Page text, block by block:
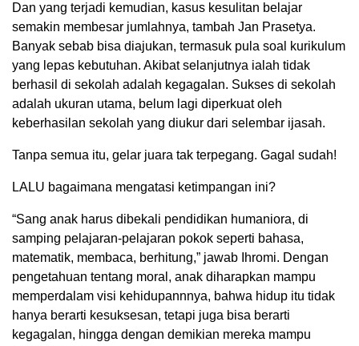
Dan yang terjadi kemudian, kasus kesulitan belajar
semakin membesar jumlahnya, tambah Jan Prasetya.
Banyak sebab bisa diajukan, termasuk pula soal kurikulum
yang lepas kebutuhan. Akibat selanjutnya ialah tidak
berhasil di sekolah adalah kegagalan. Sukses di sekolah
adalah ukuran utama, belum lagi diperkuat oleh
keberhasilan sekolah yang diukur dari selembar ijasah.
Tanpa semua itu, gelar juara tak terpegang. Gagal sudah!
LALU bagaimana mengatasi ketimpangan ini?
“Sang anak harus dibekali pendidikan humaniora, di
samping pelajaran-pelajaran pokok seperti bahasa,
matematik, membaca, berhitung,” jawab Ihromi. Dengan
pengetahuan tentang moral, anak diharapkan mampu
memperdalam visi kehidupannnya, bahwa hidup itu tidak
hanya berarti kesuksesan, tetapi juga bisa berarti
kegagalan, hingga dengan demikian mereka mampu